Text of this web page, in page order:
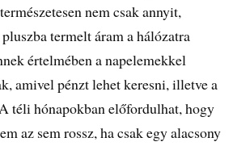
nem csak annyit,
termelt áram a hálózatra
értelmében a napelemekkel
amivel pénzt lehet keresni, illetve a
téli hónapokban előfordulhat, hogy
az sem rossz, ha csak egy alacsony